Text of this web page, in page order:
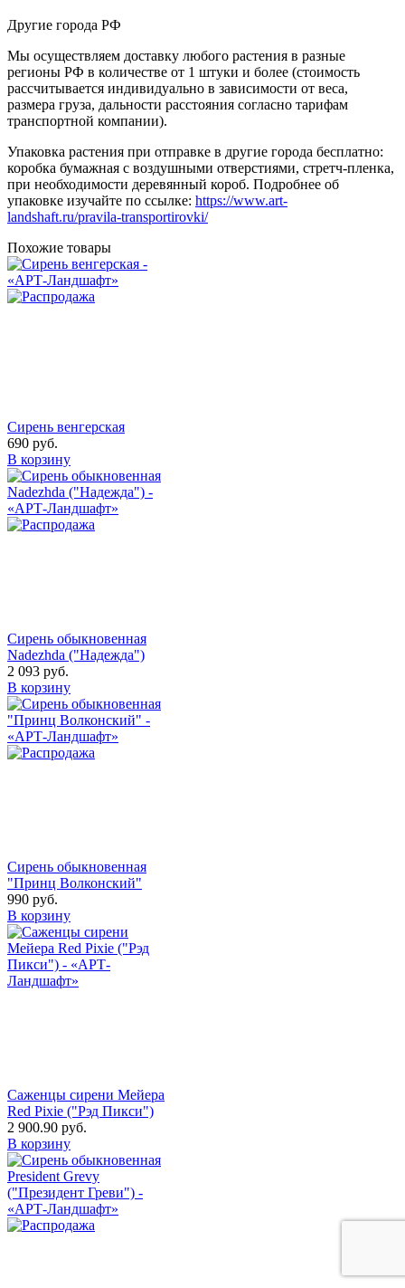
Другие города РФ
Мы осуществляем доставку любого растения в разные
регионы РФ в количестве от 1 штуки и более (стоимость
рассчитывается индивидуально в зависимости от веса,
размера груза, дальности расстояния согласно тарифам
транспортной компании).
Упаковка растения при отправке в другие города бесплатно:
коробка бумажная с воздушными отверстиями, стретч-пленка,
при необходимости деревянный короб. Подробнее об
упаковке изучайте по ссылке: https://www.art-
landshaft.ru/pravila-transportirovki/
Похожие товары
Сирень венгерская
690 руб.
В корзину
Сирень обыкновенная
Nadezhda ("Надежда")
2 093 руб.
В корзину
Сирень обыкновенная
"Принц Волконский"
990 руб.
В корзину
Саженцы сирени Мейера
Red Pixie ("Рэд Пикси")
2 900.90 руб.
В корзину